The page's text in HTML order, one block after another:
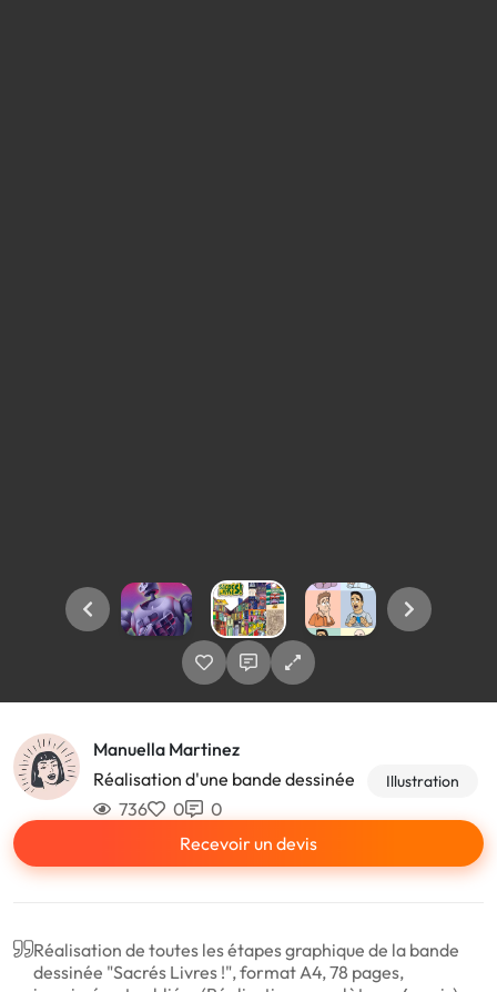
Manuella Martinez
Réalisation d'une bande dessinée
Illustration
736 0
0
Recevoir un devis
Réalisation de toutes les étapes graphique de la bande
dessinée "Sacrés Livres !", format A4, 78 pages,